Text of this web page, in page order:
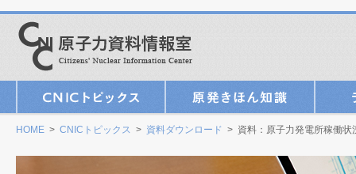
HOME > CNICトピックス > 資料ダウンロード > 資料：原子力発電所稼働状